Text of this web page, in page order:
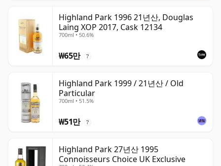
Highland Park 1996 21년산, Douglas
Laing XOP 2017, Cask 12134
700ml • 50.6%
₩65만 ?
Highland Park 1999 / 21년산 / Old
Particular
700ml • 51.5%
₩51만 ?
Highland Park 27년산 1995
Connoisseurs Choice UK Exclusive